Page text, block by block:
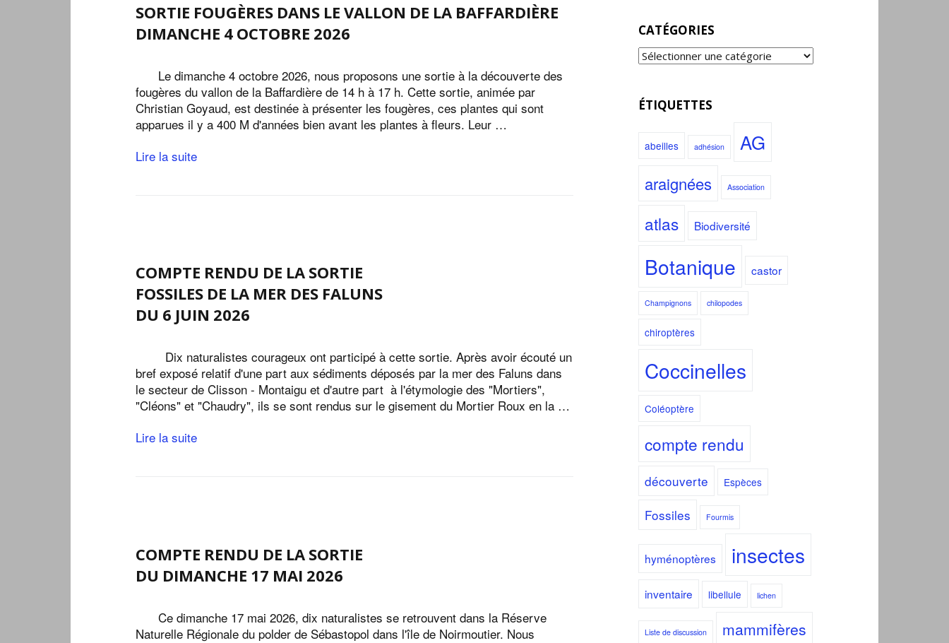
SORTIE FOUGÈRES DANS LE VALLON DE LA BAFFARDIÈRE
DIMANCHE 4 OCTOBRE 2026
Le dimanche 4 octobre 2026, nous proposons une sortie à la découverte des
fougères du vallon de la Baffardière de 14 h à 17 h. Cette sortie, animée par
Christian Goyaud, est destinée à présenter les fougères, ces plantes qui sont
apparues il y a 400 M d'années bien avant les plantes à fleurs. Leur …
Lire la suite
COMPTE RENDU DE LA SORTIE
FOSSILES DE LA MER DES FALUNS
DU 6 JUIN 2026
Dix naturalistes courageux ont participé à cette sortie. Après avoir écouté un
bref exposé relatif d'une part aux sédiments déposés par la mer des Faluns dans
le secteur de Clisson - Montaigu et d'autre part à l'étymologie des "Mortiers",
"Cléons" et "Chaudry", ils se sont rendus sur le gisement du Mortier Roux en la …
Lire la suite
COMPTE RENDU DE LA SORTIE
DU DIMANCHE 17 MAI 2026
Ce dimanche 17 mai 2026, dix naturalistes se retrouvent dans la Réserve
Naturelle Régionale du polder de Sébastopol dans l'île de Noirmoutier. Nous
CATÉGORIES
ÉTIQUETTES
abeilles adhésion AG
araignées Association
atlas Biodiversité
Botanique castor
Champignons chilopodes
chiroptères
Coccinelles
Coléoptère
compte rendu
découverte Espèces
Fossiles Fourmis
hyménoptères insectes
inventaire libellule lichen
Liste de discussion mammifères